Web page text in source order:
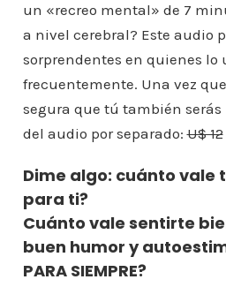
un «recreo mental» de 7
a nivel cerebral? Este audio
sorprendentes en quienes lo
frecuentemente. Una vez
segura que tú también serás
del audio por separado:U$ 12
Dime algo: cuánto vale
para ti?
Cuánto vale sentirte
buen humor y
PARA SIEMPRE?